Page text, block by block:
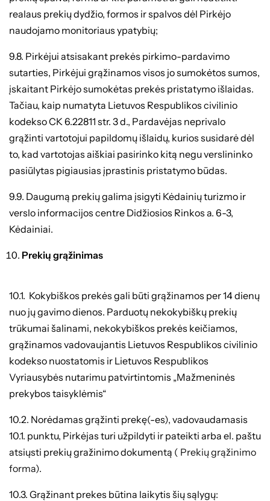
realaus prekių dydžio, formos ir spalvos dėl Pirkėjo
naudojamo monitoriaus ypatybių;
9.8. Pirkėjui atsisakant prekės pirkimo-pardavimo
sutarties, Pirkėjui grąžinamos visos jo sumokėtos sumos,
įskaitant Pirkėjo sumokėtas prekės pristatymo išlaidas.
Tačiau, kaip numatyta Lietuvos Respublikos civilinio
kodekso CK 6.22811 str. 3 d., Pardavėjas neprivalo
grąžinti vartotojui papildomų išlaidų, kurios susidarė dėl
to, kad vartotojas aiškiai pasirinko kitą negu verslininko
pasiūlytas pigiausias įprastinis pristatymo būdas.
9.9. Daugumą prekių galima įsigyti Kėdainių turizmo ir
verslo informacijos centre Didžiosios Rinkos a. 6-3,
Kėdainiai.
Prekių grąžinimas
10.1. Kokybiškos prekės gali būti grąžinamos per 14 dienų
nuo jų gavimo dienos. Parduotų nekokybiškų prekių
trūkumai šalinami, nekokybiškos prekės keičiamos,
grąžinamos vadovaujantis Lietuvos Respublikos civilinio
kodekso nuostatomis ir Lietuvos Respublikos
Vyriausybės nutarimu patvirtintomis „Mažmeninės
prekybos taisyklėmis“
10.2. Norėdamas grąžinti prekę(-es), vadovaudamasis
10.1. punktu, Pirkėjas turi užpildyti ir pateikti arba el. paštu
atsiųsti prekių gražinimo dokumentą ( Prekių grąžinimo
forma).
10.3. Grąžinant prekes būtina laikytis šių sąlygų: